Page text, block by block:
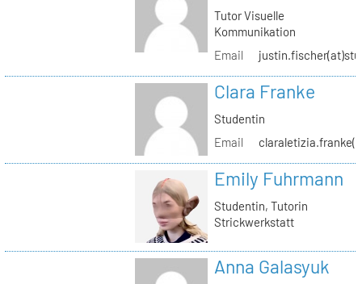
Tutor Visuelle
Kommunikation
Email
Clara Franke
Studentin
Email
Emily Fuhrmann
Studentin, Tutorin
Strickwerkstatt
Anna Galasyuk